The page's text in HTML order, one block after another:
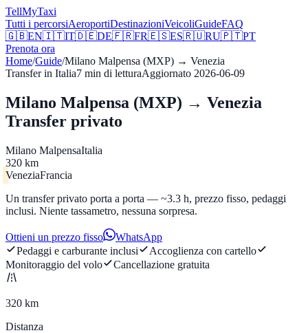
TellMyTaxi
Tutti i percorsiAeroportiDestinazioniVeicoliGuideFAQ
🇬🇧EN🇮🇹IT🇩🇪DE🇫🇷FR🇪🇸ES🇷🇺RU🇵🇹PT
Prenota ora
Home/Guide/Milano Malpensa (MXP) → Venezia
Transfer in Italia7 min di letturaAggiornato 2026-06-09
Milano Malpensa (MXP) → Venezia
Transfer privato
Milano MalpensaItalia
320 km
VeneziaFrancia
Un transfer privato porta a porta — ~3.3 h, prezzo fisso, pedaggi
inclusi. Niente tassametro, nessuna sorpresa.
Ottieni un prezzo fisso
WhatsApp
Pedaggi e carburante inclusi
Accoglienza con cartello
Monitoraggio del volo
Cancellazione gratuita
320 km
Distanza